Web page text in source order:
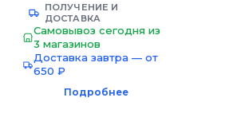
ПОЛУЧЕНИЕ И
ДОСТАВКА
Самовывоз сегодня из
3 магазинов
Доставка завтра — от
650 ₽
Подробнее